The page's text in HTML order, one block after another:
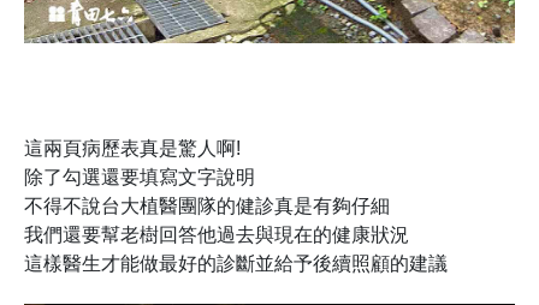
這兩頁病歷表真是驚人啊!
除了勾選還要填寫文字說明
不得不說台大植醫團隊的健診真是有夠仔細
我們還要幫老樹回答他過去與現在的健康狀況
這樣醫生才能做最好的診斷並給予後續照顧的建議